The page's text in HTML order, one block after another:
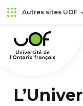
Aller
au
principal
Passer
au
contenu
Autres sites UOF
Université
de
l'Ontario